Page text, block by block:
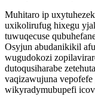
Muhitaro ip
uxikolirufug hixegu
tuwuqecuse
Osyjun abudanikikil
wugudokozi
dutoqusiharabe
vaqizawujuna
wikyradymubupefi